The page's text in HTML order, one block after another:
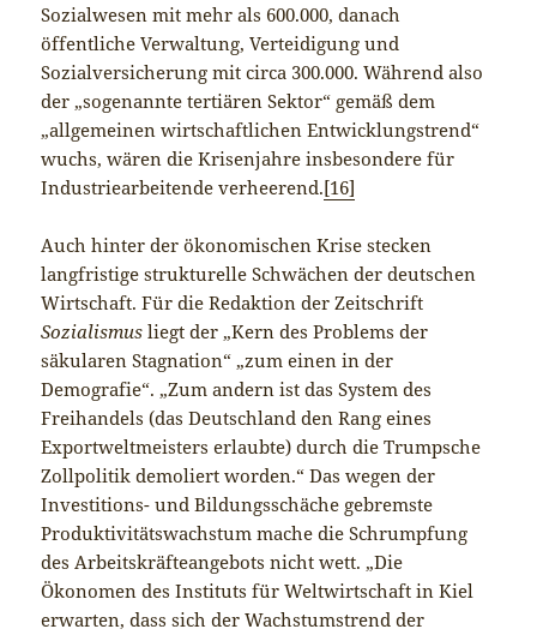
Sozialwesen mit mehr als 600.000, danach
öffentliche Verwaltung, Verteidigung und
Sozialversicherung mit circa 300.000. Während also
der „sogenannte tertiären Sektor“ gemäß dem
„allgemeinen wirtschaftlichen Entwicklungstrend“
wuchs, wären die Krisenjahre insbesondere für
Industriearbeitende verheerend.[16]
Auch hinter der ökonomischen Krise stecken
langfristige strukturelle Schwächen der deutschen
Wirtschaft. Für die Redaktion der Zeitschrift
Sozialismus liegt der „Kern des Problems der
säkularen Stagnation“ „zum einen in der
Demografie“. „Zum andern ist das System des
Freihandels (das Deutschland den Rang eines
Exportweltmeisters erlaubte) durch die Trumpsche
Zollpolitik demoliert worden.“ Das wegen der
Investitions- und Bildungsschäche gebremste
Produktivitätswachstum mache die Schrumpfung
des Arbeitskräfteangebots nicht wett. „Die
Ökonomen des Instituts für Weltwirtschaft in Kiel
erwarten, dass sich der Wachstumstrend der